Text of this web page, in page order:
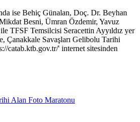
ise Behiç Günalan, Doç. Dr. Beyhan
Besni, Ümran Özdemir, Yavuz
TFSF Temsilcisi Seracettin Ayyıldız yer
Çanakkale Savaşları Gelibolu Tarihi
catab.ktb.gov.tr/' internet sitesinden
Alan Foto Maratonu